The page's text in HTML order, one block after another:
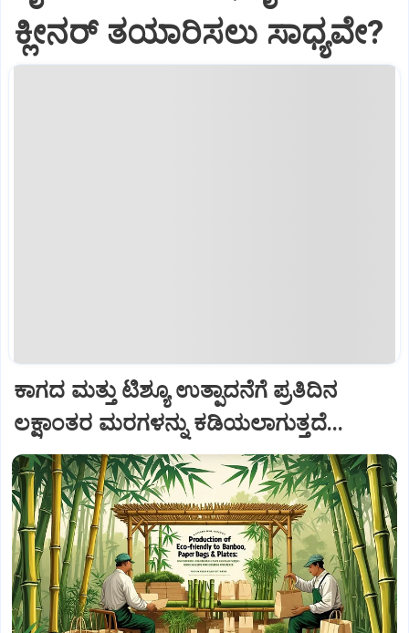
ಕ್ಲೀನರ್‌ ತಯಾರಿಸಲು ಸಾಧ್ಯವೇ?
ಕಾಗದ ಮತ್ತು ಟಿಶ್ಯೂ ಉತ್ಪಾದನೆಗೆ ಪ್ರತಿದಿನ
ಲಕ್ಷಾಂತರ ಮರಗಳನ್ನು ಕಡಿಯಲಾಗುತ್ತದೆ...